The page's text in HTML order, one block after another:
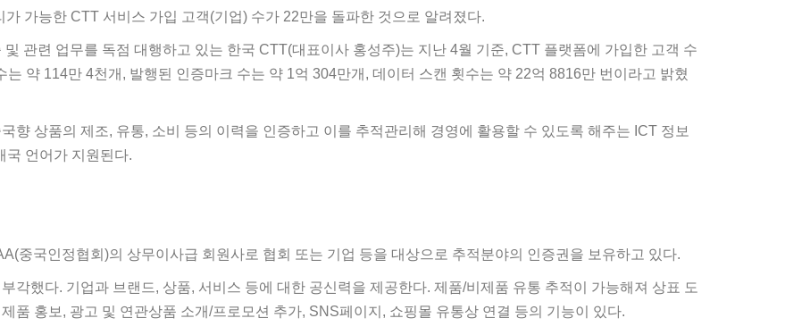
가능한 CTT 서비스 가입 고객(기업) 수가 22만을 돌파한 것으로 알려졌다.
관련 업무를 독점 대행하고 있는 한국 CTT(대표이사 홍성주)는 지난 4월 기준, CTT 플랫폼에 가입한 고객 수
약 114만 4천개, 발행된 인증마크 수는 약 1억 304만개, 데이터 스캔 횟수는 약 22억 8816만 번이라고 밝혔
향 상품의 제조, 유통, 소비 등의 이력을 인증하고 이를 추적관리해 경영에 활용할 수 있도록 해주는 ICT 정보
국 언어가 지원된다.
중국인정협회)의 상무이사급 회원사로 협회 또는 기업 등을 대상으로 추적분야의 인증권을 보유하고 있다.
각했다. 기업과 브랜드, 상품, 서비스 등에 대한 공신력을 제공한다. 제품/비제품 유통 추적이 가능해져 상표 도
품 홍보, 광고 및 연관상품 소개/프로모션 추가, SNS페이지, 쇼핑몰 유통상 연결 등의 기능이 있다.